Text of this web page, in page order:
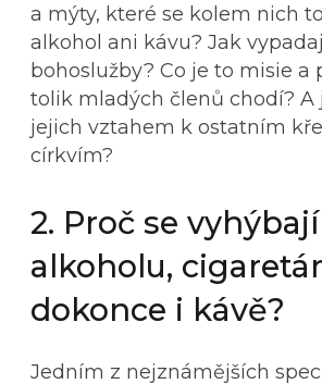
a mýty, které se kolem nich
alkohol ani kávu? Jak
bohoslužby? Co je to misie a
tolik mladých členů chodí? A
jejich vztahem k ostatním
církvím?
2. Proč se vyhýbají
alkoholu,
dokonce i kávě?
Jedním z nejznámějších